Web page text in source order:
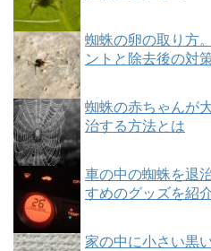
蜘蛛の卵の取り方
ントと除去後の対
蜘蛛の赤ちゃんが
治する方法とは
車の中の蜘蛛を退
すめのグッズを紹
家の中に小さい黒